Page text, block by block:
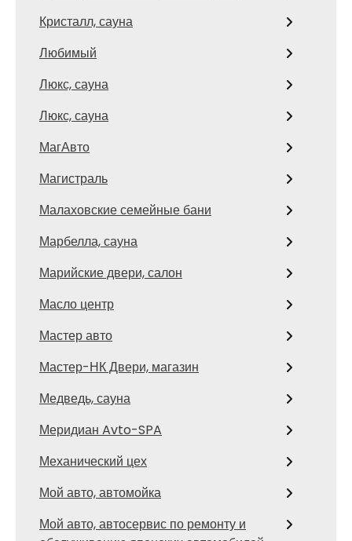
Кристалл, сауна
Любимый
Люкс, сауна
Люкс, сауна
МагАвто
Магистраль
Малаховские семейные бани
Марбелла, сауна
Марийские двери, салон
Масло центр
Мастер авто
Мастер-НК Двери, магазин
Медведь, сауна
Меридиан Avto-SPA
Механический цех
Мой авто, автомойка
Мой авто, автосервис по ремонту и